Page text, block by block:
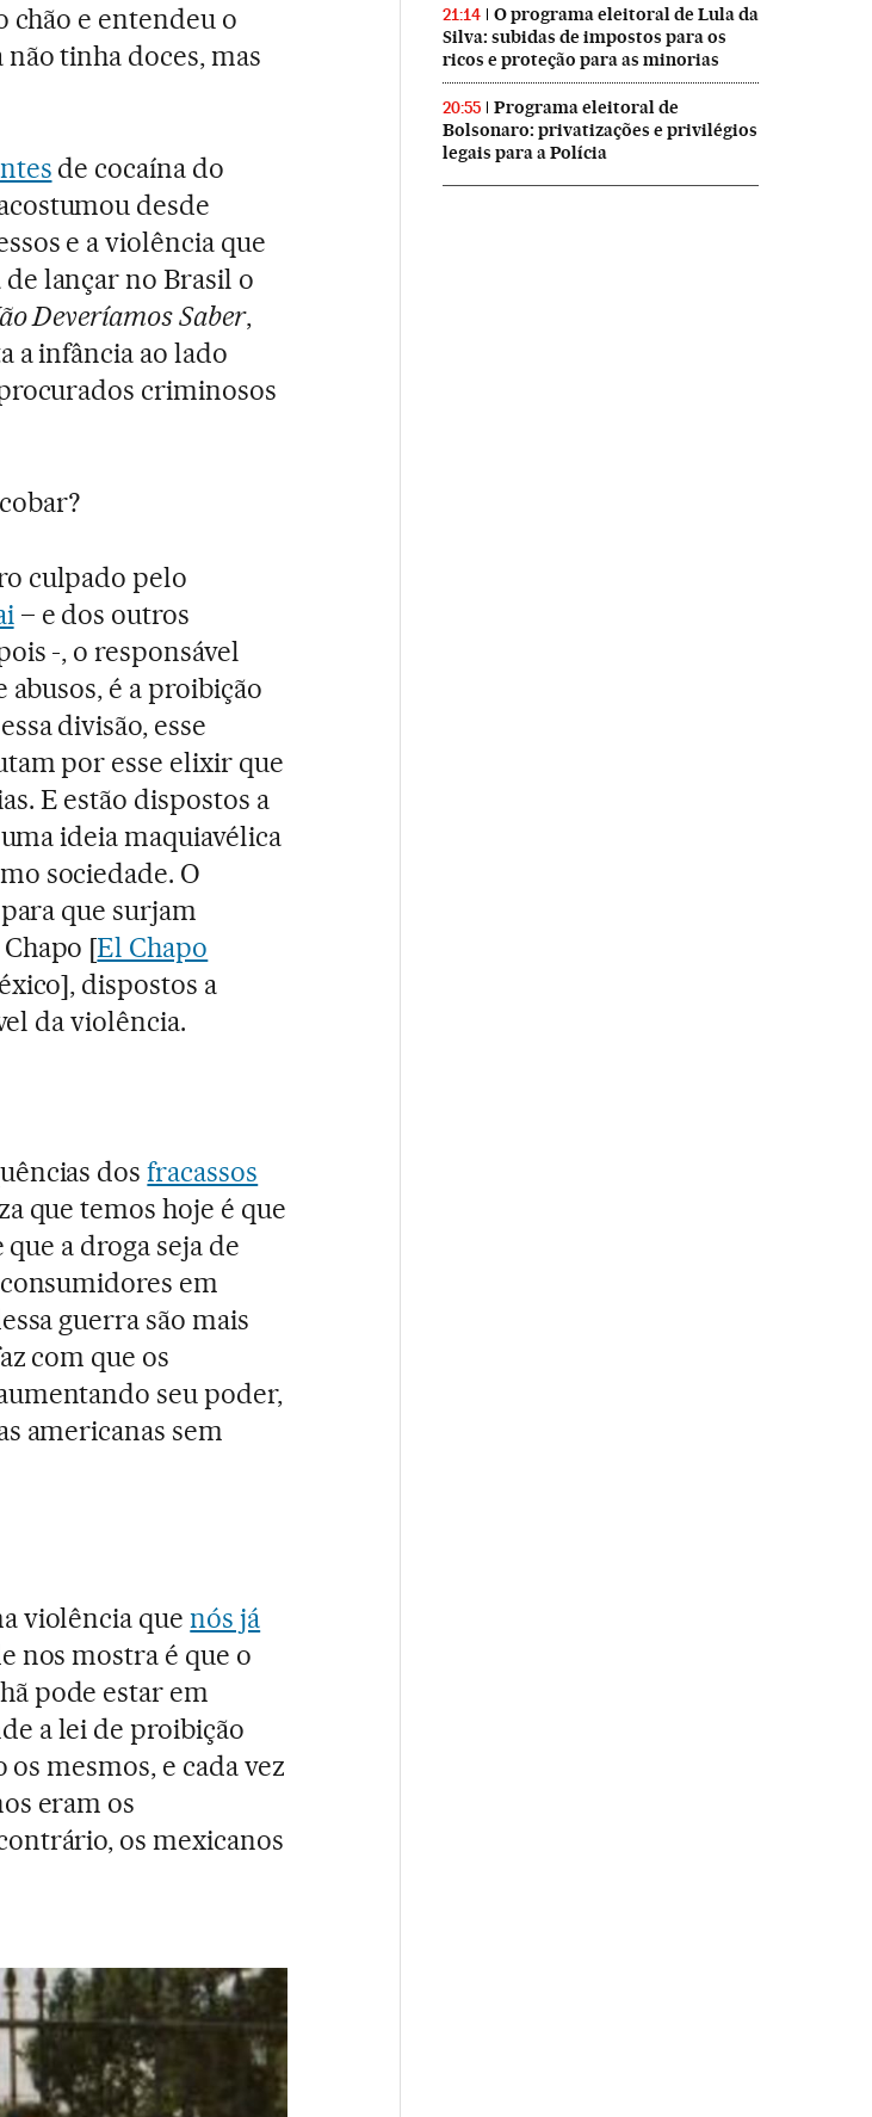
chão e entendeu o
tinha doces, mas
de cocaína do
desde
e a violência que
lançar no Brasil o
Deveríamos Saber,
a infância ao lado
criminosos
culpado pelo
– e dos outros
-, o responsável
é a proibição
divisão, esse
por esse elixir que
E estão dispostos a
ideia maquiavélica
sociedade. O
que surjam
[El Chapo
dispostos a
da violência.
dosfracassos
que temos hoje é que
a droga seja de
em
guerra são mais
com que os
seu poder,
americanas sem
violência quenós já
nos mostra é que o
pode estar em
a lei de proibição
mesmos, e cada vez
eram os
os mexicanos
21:14
O programa eleitoral de Lula da
Silva: subidas de impostos para os
ricos e proteção para as minorias
20:55
Programa eleitoral de
Bolsonaro: privatizações e privilégios
legais para a Polícia